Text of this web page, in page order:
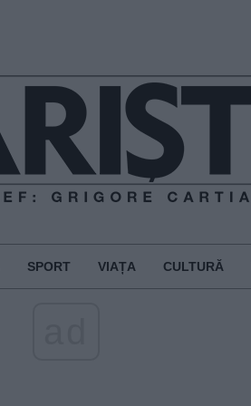
SPORT VIAȚA CULTURĂ